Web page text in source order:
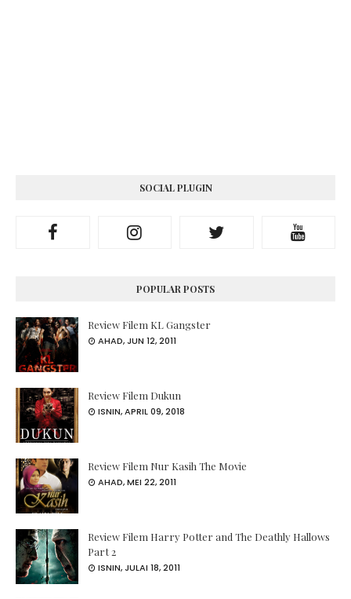
SOCIAL PLUGIN
POPULAR POSTS
Review Filem KL Gangster
AHAD, JUN 12, 2011
Review Filem Dukun
ISNIN, APRIL 09, 2018
Review Filem Nur Kasih The Movie
AHAD, MEI 22, 2011
Review Filem Harry Potter and The Deathly Hallows
Part 2
ISNIN, JULAI 18, 2011